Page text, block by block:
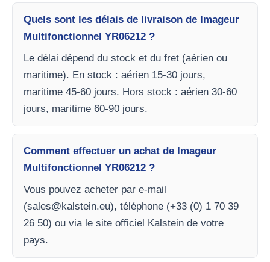
Quels sont les délais de livraison de Imageur
Multifonctionnel YR06212 ?
Le délai dépend du stock et du fret (aérien ou
maritime). En stock : aérien 15-30 jours,
maritime 45-60 jours. Hors stock : aérien 30-60
jours, maritime 60-90 jours.
Comment effectuer un achat de Imageur
Multifonctionnel YR06212 ?
Vous pouvez acheter par e-mail
(sales@kalstein.eu), téléphone (+33 (0) 1 70 39
26 50) ou via le site officiel Kalstein de votre
pays.